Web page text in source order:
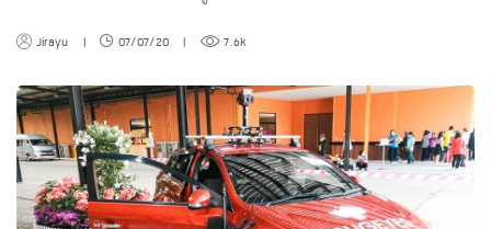
Jirayu | 07/07/20 | 7.6k